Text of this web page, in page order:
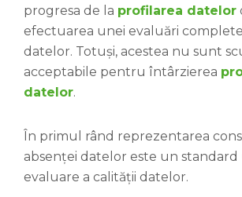
progresa de la profilarea datelor
efectuarea unei evaluări
datelor. Totuși, acestea nu sunt
acceptabile pentru întârzierea
datelor.
În primul rând reprezentarea
absenței datelor este un
evaluare a calității datelor.